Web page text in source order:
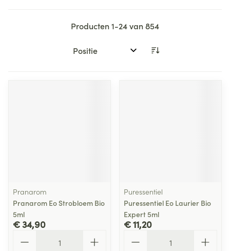
Producten1-24van854
Sorteer op:
Pranarom
Pranarom Eo Strobloem Bio
5ml
€ 34,90
Puressentiel
Puressentiel Eo Laurier Bio
Expert 5ml
€ 11,20